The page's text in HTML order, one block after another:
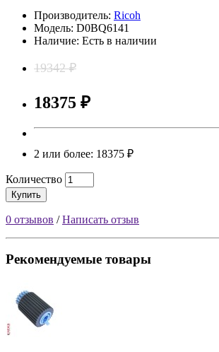
Производитель: Ricoh
Модель: D0BQ6141
Наличие: Есть в наличии
19342 ₽
18375 ₽
2 или более: 18375 ₽
Количество
Купить
0 отзывов /Написать отзыв
Рекомендуемые товары